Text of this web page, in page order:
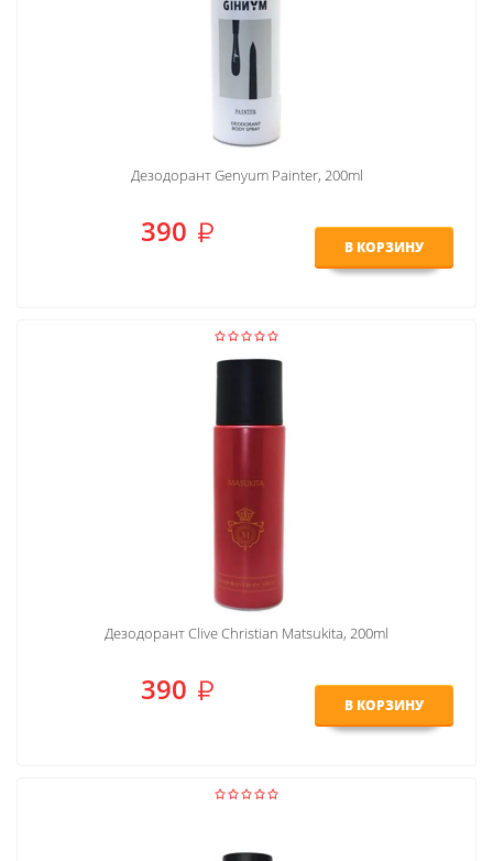
Дезодорант Genyum Painter, 200ml
390 В КОРЗИНУ
Дезодорант Clive Christian Matsukita, 200ml
390 В КОРЗИНУ